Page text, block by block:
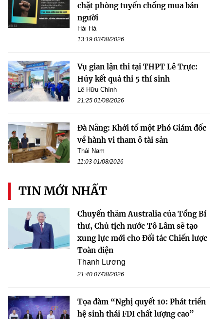
chặt phòng tuyến chống mua bán
người
Hải Hà
13:19 03/08/2026
Vụ gian lận thi tại THPT Lê Trực:
Hủy kết quả thi 5 thí sinh
Lê Hữu Chính
21:25 01/08/2026
Đà Nẵng: Khởi tố một Phó Giám đốc
về hành vi tham ô tài sản
Thái Nam
11:03 01/08/2026
TIN MỚI NHẤT
Chuyến thăm Australia của Tổng Bí
thư, Chủ tịch nước Tô Lâm sẽ tạo
xung lực mới cho Đối tác Chiến lược
Toàn diện
Thanh Lương
21:40 07/08/2026
Tọa đàm “Nghị quyết 10: Phát triển
hệ sinh thái FDI chất lượng cao”